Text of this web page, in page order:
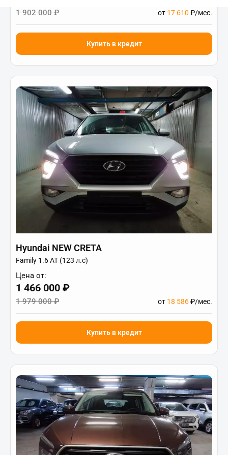
1 902 000 ₽ от 17 610 ₽/мес.
Купить в кредит
Hyundai NEW CRETA
Family 1.6 АТ (123 л.с)
Цена от:
1 466 000 ₽
1 979 000 ₽ от 18 586₽/мес.
Купить в кредит